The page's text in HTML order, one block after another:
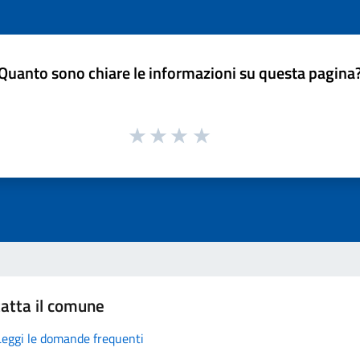
sono chiare le informazioni su questa
il comune
le domande frequenti